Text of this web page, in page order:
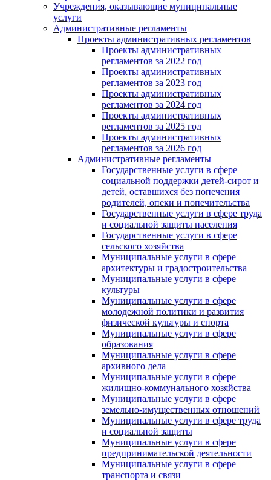
Учреждения, оказывающие муниципальные
услуги
Административные регламенты
Проекты административных регламентов
Проекты административных
регламентов за 2022 год
Проекты административных
регламентов за 2023 год
Проекты административных
регламентов за 2024 год
Проекты административных
регламентов за 2025 год
Проекты административных
регламентов за 2026 год
Административные регламенты
Государственные услуги в сфере
социальной поддержки детей-сирот и
детей, оставшихся без попечения
родителей, опеки и попечительства
Государственные услуги в сфере труда
и социальной защиты населения
Государственные услуги в сфере
сельского хозяйства
Муниципальные услуги в сфере
архитектуры и градостроительства
Муниципальные услуги в сфере
культуры
Муниципальные услуги в сфере
молодежной политики и развития
физической культуры и спорта
Муниципальные услуги в сфере
образования
Муниципальные услуги в сфере
архивного дела
Муниципальные услуги в сфере
жилищно-коммунального хозяйства
Муниципальные услуги в сфере
земельно-имущественных отношений
Муниципальные услуги в сфере труда
и социальной защиты
Муниципальные услуги в сфере
предпринимательской деятельности
Муниципальные услуги в сфере
транспорта и связи